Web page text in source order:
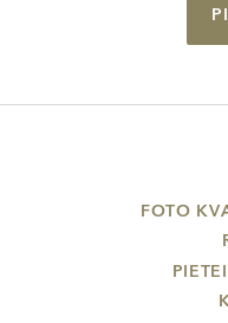
FOTO